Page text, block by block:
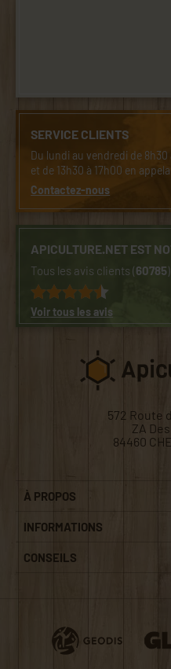
SERVICE CLIENTS
Du lundi au vendredi de 8h30
et de 13h30 à 17h00 en
Contactez-nous
APICULTURE.NET EST
Tous les avis clients (60785
Voir tous les avis
572 Route
ZA
84460
À PROPOS
INFORMATIONS
CONSEILS